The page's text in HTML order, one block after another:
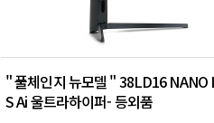
" 풀체인지 뉴모델 " 38LD16 NANO
S Ai 울트라하이퍼- 등외품